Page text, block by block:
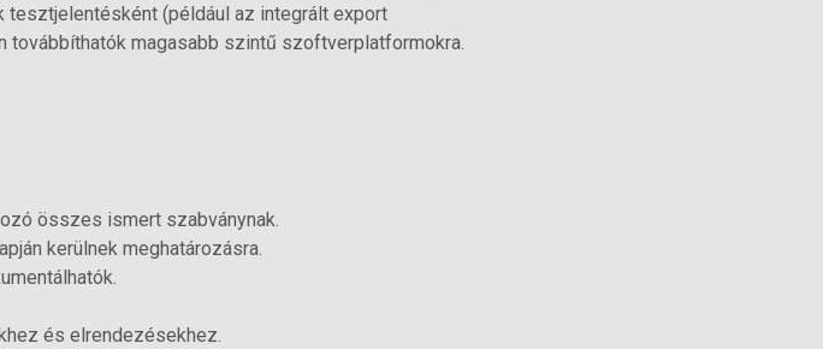
(például az integrált export
továbbíthatók magasabb szintű szoftverplatformokra.
összes ismert szabványnak.
kerülnek meghatározásra.
és elrendezésekhez.